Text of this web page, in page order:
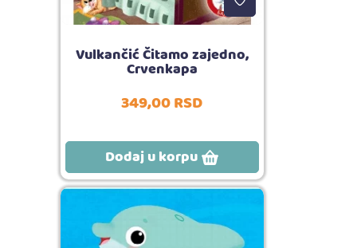
Vulkančić Čitamo zajedno,
Crvenkapa
349,00RSD
Dodaj u korpu